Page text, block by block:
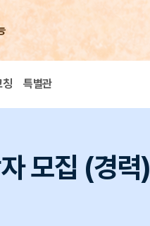
칭 특별관
모집 (경력)